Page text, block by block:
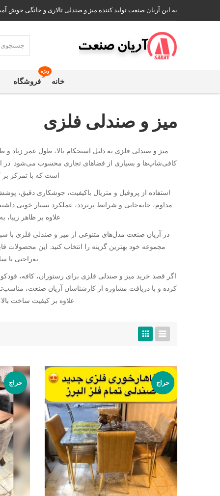
به این آریان صنعت تولید کننده میز و صندلی تالاری و خانگی خوش
خانه فروشگاه
ویژه
میز و صندلی فلزی
میز و صندلی فلزی به دلیل استحکام بالا، طول عمر زیاد و
کافی‌شاپ‌ها و بسیاری از فضاهای تجاری محسوب می‌شود. در
است که با تمرکز بر
استفاده از پروفیل و متریال باکیفیت، جوشکاری دقیق،
مداوم، جابه‌جایی و شرایط پرتردد، عملکرد بسیار خوبی
علاوه بر ظاهر زیبا،
در آریان صنعت مدل‌های متنوعی از میز و صندلی فلزی با
مجموعه خود بهترین گزینه را انتخاب کنید. این محصولات
به‌راحتی با
اگر قصد خرید میز و صندلی فلزی برای رستوران، کافه،
کرده و با دریافت مشاوره از کارشناسان آریان صنعت،
علاوه بر کیفیت ساخت
حراج حراج